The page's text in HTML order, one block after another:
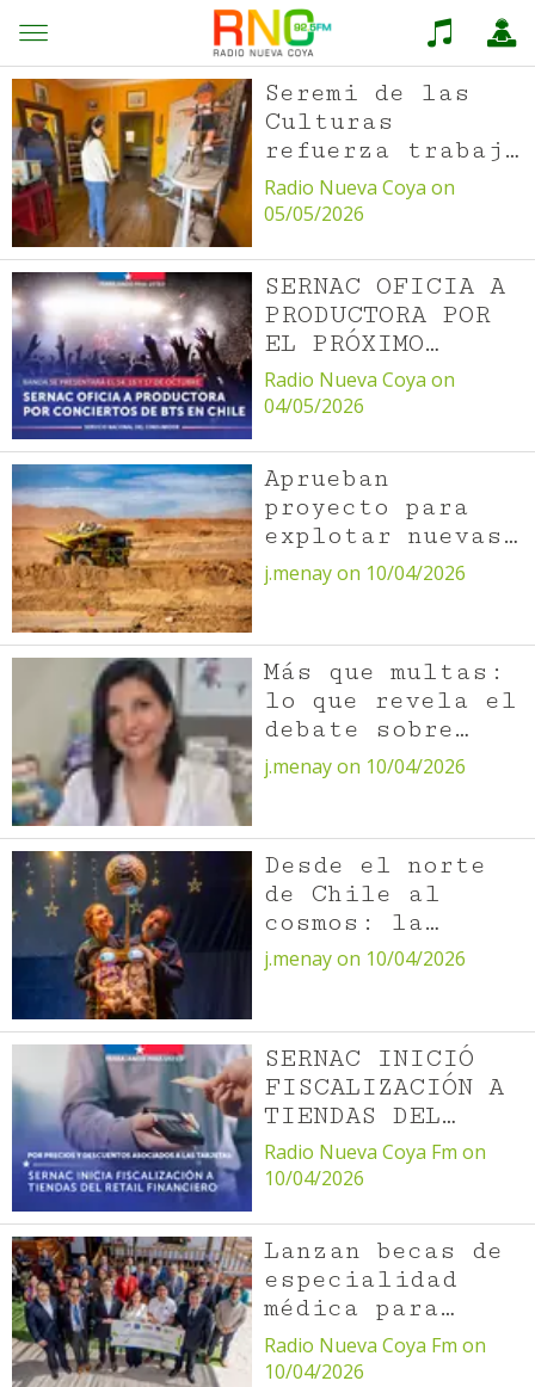
Seremi de las
Culturas
refuerza trabajo
territorial con
agenda cultural
María Elena y
Tocopilla
Radio Nueva Coya on
05/05/2026
SERNAC OFICIA A
PRODUCTORA POR
EL PRÓXIMO
CONCIERTO DE LA
BANDA SURCOREANA
Radio Nueva Coya on
04/05/2026
Aprueban
proyecto para
explotar nuevas
fases de rajos
Mirador y El
Centinela
j.menay on 10/04/2026
Más que multas:
lo que revela el
debate sobre
bullying y
responsabilidad
j.menay on 10/04/2026
Desde el norte
de Chile al
cosmos: la
astronomía
protagoniza
Antofagasta 2026
j.menay on 10/04/2026
SERNAC INICIÓ
FISCALIZACIÓN A
TIENDAS DEL
RETAIL
FINANCIERO POR
DESCUENTOS
ASOCIADOS A LAS
TARJETAS
Radio Nueva Coya Fm on
10/04/2026
Lanzan becas de
especialidad
médica para
fortalecer la
salud en
Radio Nueva Coya Fm on
10/04/2026